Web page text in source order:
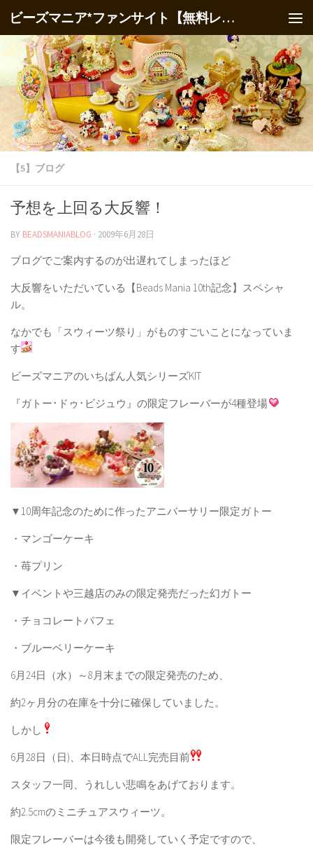
ビーズマニア*ファンサイト【無料レシピ】
【5】ブログ
予想を上回る大反響！
BY BEADSMANIABLOG · 2009年6月28日
ブログでご案内するのが出遅れてしまったほど
大反響をいただいている【Beads Mania 10th記念】スペシャ
ル。
なかでも「スウィーツ祭り」がものすごいことになっていま
す
ビーズマニアのいちばん人気シリーズKIT
『ガトー･ドゥ･ビジュウ』の限定フレーバーが4種登場
▼10周年記念のために作ったアニバーサリー限定ガトー
・マンゴーケーキ
・苺プリン
▼イベントや三越店のみの限定発売だった幻ガトー
・チョコレートパフェ
・ブルーベリーケーキ
6月24日（水）～8月末までの限定発売のため、
約2ヶ月分の在庫を十分に確保していました。
しかし
6月28日（日)、本日時点でALL完売目前
スタッフ一同、うれしい悲鳴をあげております。
約2.5cmのミニチュアスウィーツ。
限定フレーバーは今後も開発していく予定ですので、